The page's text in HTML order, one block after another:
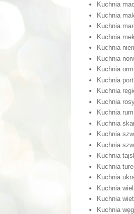
Kuchnia
Kuchnia
Kuchnia
Kuchnia
Kuchnia
Kuchnia
Kuchnia
Kuchnia
Kuchnia
Kuchnia
Kuchnia
Kuchnia
Kuchnia
Kuchnia
Kuchnia
Kuchnia
Kuchnia
Kuchnia
Kuchnia
Kuchnia